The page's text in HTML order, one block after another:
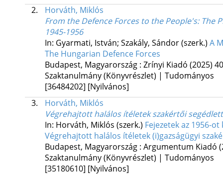
2.
Horváth, Miklós
From the Defence Forces to the People's: The
1945-1956
In: Gyarmati, István; Szakály, Sándor (szerk.) A
The Hungarian Defence Forces
Budapest, Magyarország : Zrínyi Kiadó (2025)
Szaktanulmány (Könyvrészlet) | Tudományos
[36484202] [Nyilvános]
3.
Horváth, Miklós
Végrehajtott halálos ítéletek szakértői
In: Horváth, Miklós (szerk.) Fejezetek az 1956-
Végrehajtott halálos ítéletek (i)gazságügyi
Budapest, Magyarország : Argumentum Kiadó
Szaktanulmány (Könyvrészlet) | Tudományos
[35180610] [Nyilvános]